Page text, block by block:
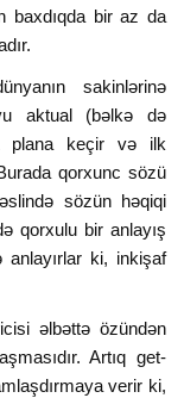
baxdıqda bir az da
sakinlərinə
aktual (bəlkə də
plana keçir və ilk
qorxunc sözü
sözün həqiqi
qorxulu bir anlayış
anlayırlar ki, inkişaf
əlbəttə özündən
Artıq get-
verir ki,